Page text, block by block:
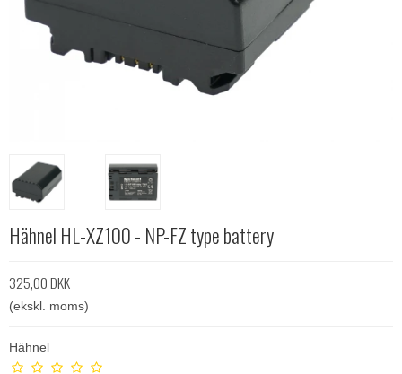
Hähnel HL-XZ100 - NP-FZ type battery
325,00 DKK
(ekskl. moms)
Hähnel